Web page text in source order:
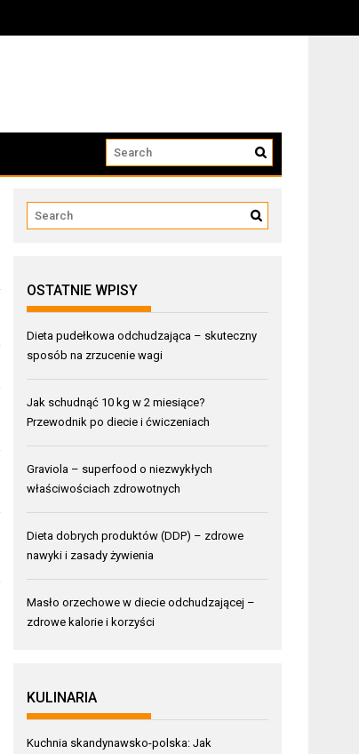
OSTATNIE WPISY
Dieta pudełkowa odchudzająca – skuteczny
sposób na zrzucenie wagi
Jak schudnąć 10 kg w 2 miesiące?
Przewodnik po diecie i ćwiczeniach
Graviola – superfood o niezwykłych
właściwościach zdrowotnych
Dieta dobrych produktów (DDP) – zdrowe
nawyki i zasady żywienia
Masło orzechowe w diecie odchudzającej –
zdrowe kalorie i korzyści
KULINARIA
Kuchnia skandynawsko-polska: Jak